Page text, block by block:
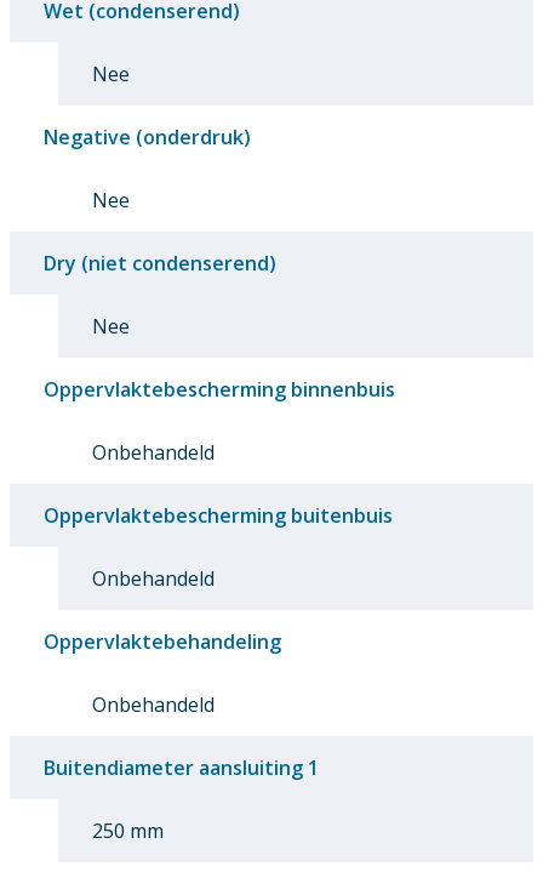
Wet (condenserend)
Nee
Negative (onderdruk)
Nee
Dry (niet condenserend)
Nee
Oppervlaktebescherming binnenbuis
Onbehandeld
Oppervlaktebescherming buitenbuis
Onbehandeld
Oppervlaktebehandeling
Onbehandeld
Buitendiameter aansluiting 1
250 mm